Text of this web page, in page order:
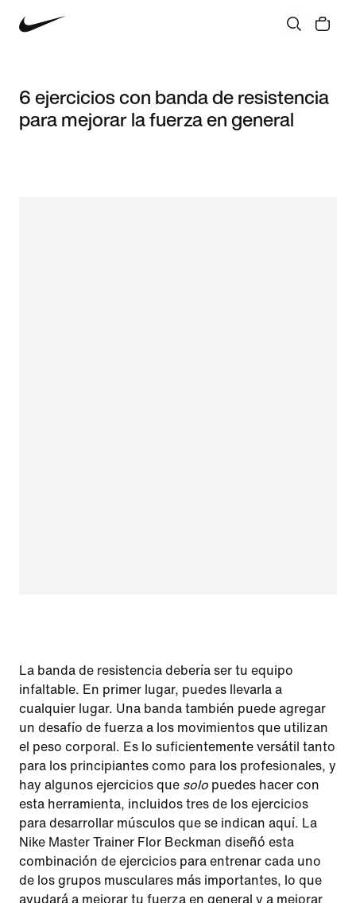
6 ejercicios con banda de resistencia
para mejorar la fuerza en general
La banda de resistencia debería ser tu equipo
infaltable. En primer lugar, puedes llevarla a
cualquier lugar. Una banda también puede agregar
un desafío de fuerza a los movimientos que utilizan
el peso corporal. Es lo suficientemente versátil tanto
para los principiantes como para los profesionales, y
hay algunos ejercicios que solo puedes hacer con
esta herramienta, incluidos tres de los ejercicios
para desarrollar músculos que se indican aquí. La
Nike Master Trainer Flor Beckman diseñó esta
combinación de ejercicios para entrenar cada uno
de los grupos musculares más importantes, lo que
ayudará a mejorar tu fuerza en general y a mejorar